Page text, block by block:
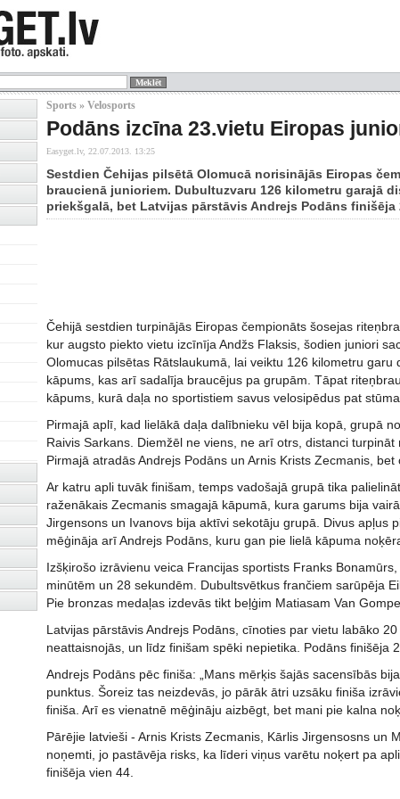
Sports » Velosports
Podāns izcīna 23.vietu Eiropas
Easyget.lv, 22.07.2013. 13:25
Sestdien Čehijas pilsētā Olomucā norisinājās Eiropas
braucienā junioriem. Dubultuzvaru 126 kilometru garajā
priekšgalā, bet Latvijas pārstāvis Andrejs Podāns finišēja
Čehijā sestdien turpinājās Eiropas čempionāts šosejas
kur augsto piekto vietu izcīnīja Andžs Flaksis, šodien juniori
Olomucas pilsētas Rātslaukumā, lai veiktu 126 kilometru
kāpums, kas arī sadalīja braucējus pa grupām. Tāpat
kāpums, kurā daļa no sportistiem savus velosipēdus pat
Pirmajā aplī, kad lielākā daļa dalībnieku vēl bija kopā, grupā
Raivis Sarkans. Diemžēl ne viens, ne arī otrs, distanci
Pirmajā atradās Andrejs Podāns un Arnis Krists Zecmanis,
Ar katru apli tuvāk finišam, temps vadošajā grupā tika
raženākais Zecmanis smagajā kāpumā, kura garums bija
Jirgensons un Ivanovs bija aktīvi sekotāju grupā. Divus apļus
mēģināja arī Andrejs Podāns, kuru gan pie lielā kāpuma
Izšķirošo izrāvienu veica Francijas sportists Franks
minūtēm un 28 sekundēm. Dubultsvētkus frančiem sarūpēja
Pie bronzas medaļas izdevās tikt beļģim Matiasam Van
Latvijas pārstāvis Andrejs Podāns, cīnoties par vietu labāko
neattaisnojās, un līdz finišam spēki nepietika. Podāns finišēja
Andrejs Podāns pēc finiša: „Mans mērķis šajās sacensībās
punktus. Šoreiz tas neizdevās, jo pārāk ātri uzsāku finiša
finiša. Arī es vienatnē mēģināju aizbēgt, bet mani pie kalna
Pārējie latvieši - Arnis Krists Zecmanis, Kārlis Jirgensosns un
noņemti, jo pastāvēja risks, ka līderi viņus varētu noķert pa
finišēja vien 44.